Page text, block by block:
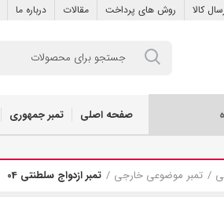
کالا روش های پرداخت مقالات درباره ما
صفحه اصلی تمبر جمهوری
تمبر موضوعی خارجی تمبر ازدواج سلطنتی 04